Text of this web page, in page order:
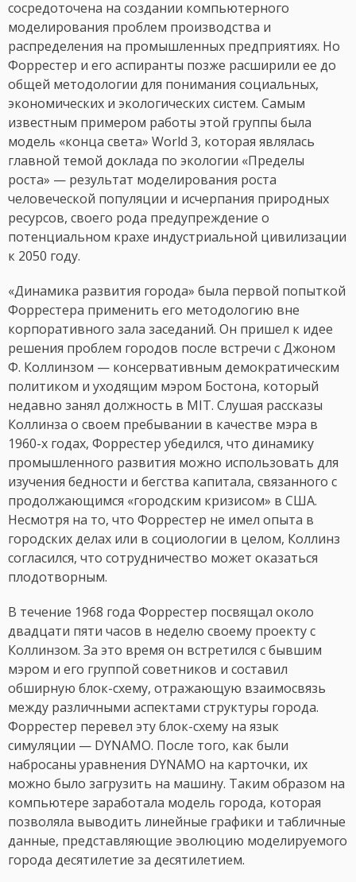
сосредоточена на создании компьютерного
моделирования проблем производства и
распределения на промышленных предприятиях. Но
Форрестер и его аспиранты позже расширили еe до
общей методологии для понимания социальных,
экономических и экологических систем. Самым
известным примером работы этой группы была
модель «конца света» World 3, которая являлась
главной темой доклада по экологии «Пределы
роста» — результат моделирования роста
человеческой популяции и исчерпания природных
ресурсов, своего рода предупреждение о
потенциальном крахе индустриальной цивилизации
к 2050 году.
«Динамика развития города» была первой попыткой
Форрестера применить его методологию вне
корпоративного зала заседаний. Он пришел к идее
решения проблем городов после встречи с Джоном
Ф. Коллинзом — консервативным демократическим
политиком и уходящим мэром Бостона, который
недавно занял должность в MIT. Слушая рассказы
Коллинза о своем пребывании в качестве мэра в
1960-х годах, Форрестер убедился, что динамику
промышленного развития можно использовать для
изучения бедности и бегства капитала, связанного с
продолжающимся «городским кризисом» в США.
Несмотря на то, что Форрестер не имел опыта в
городских делах или в социологии в целом, Коллинз
согласился, что сотрудничество может оказаться
плодотворным.
В течение 1968 года Форрестер посвящал около
двадцати пяти часов в неделю своему проекту с
Коллинзом. За это время он встретился с бывшим
мэром и его группой советников и составил
обширную блок-схему, отражающую взаимосвязь
между различными аспектами структуры города.
Форрестер перевел эту блок-схему на язык
симуляции — DYNAMO. После того, как были
набросаны уравнения DYNAMO на карточки, их
можно было загрузить на машину. Таким образом на
компьютере заработала модель города, которая
позволяла выводить линейные графики и табличные
данные, представляющие эволюцию моделируемого
города десятилетие за десятилетием.